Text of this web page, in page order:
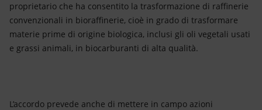
proprietario che ha consentito la trasformazione di raffinerie
convenzionali in bioraffinerie, cioè in grado di trasformare
materie prime di origine biologica, inclusi gli oli vegetali usati
e grassi animali, in biocarburanti di alta qualità.
L’accordo prevede anche di mettere in campo azioni